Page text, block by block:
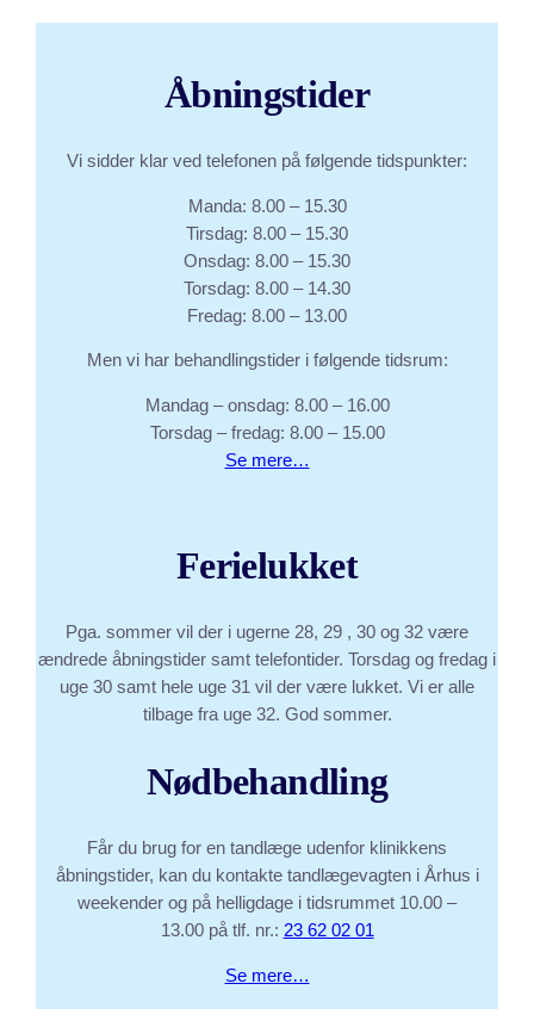
Åbningstider
Vi sidder klar ved telefonen på følgende tidspunkter:
Manda: 8.00 – 15.30
Tirsdag: 8.00 – 15.30
Onsdag: 8.00 – 15.30
Torsdag: 8.00 – 14.30
Fredag: 8.00 – 13.00
Men vi har behandlingstider i følgende tidsrum:
Mandag – onsdag: 8.00 – 16.00
Torsdag – fredag: 8.00 – 15.00
Se mere…
Ferielukket
Pga. sommer vil der i ugerne 28, 29 , 30 og 32 være
ændrede åbningstider samt telefontider. Torsdag og fredag i
uge 30 samt hele uge 31 vil der være lukket. Vi er alle
tilbage fra uge 32. God sommer.
Nødbehandling
Får du brug for en tandlæge udenfor klinikkens
åbningstider, kan du kontakte tandlægevagten i Århus i
weekender og på helligdage i tidsrummet 10.00 –
13.00 på tlf. nr.: 23 62 02 01
Se mere…